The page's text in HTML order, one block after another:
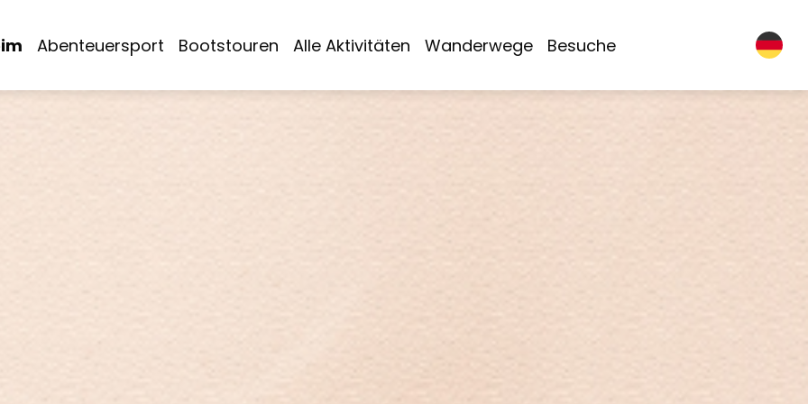
Abenteuersport Bootstouren Alle Aktivitäten Wanderwege Besuche